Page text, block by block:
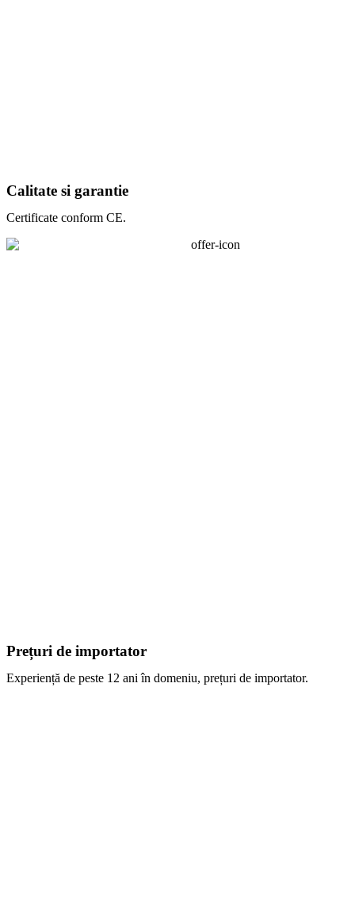
Calitate si garantie
Certificate conform CE.
Prețuri de importator
Experiență de peste 12 ani în domeniu, prețuri de importator.